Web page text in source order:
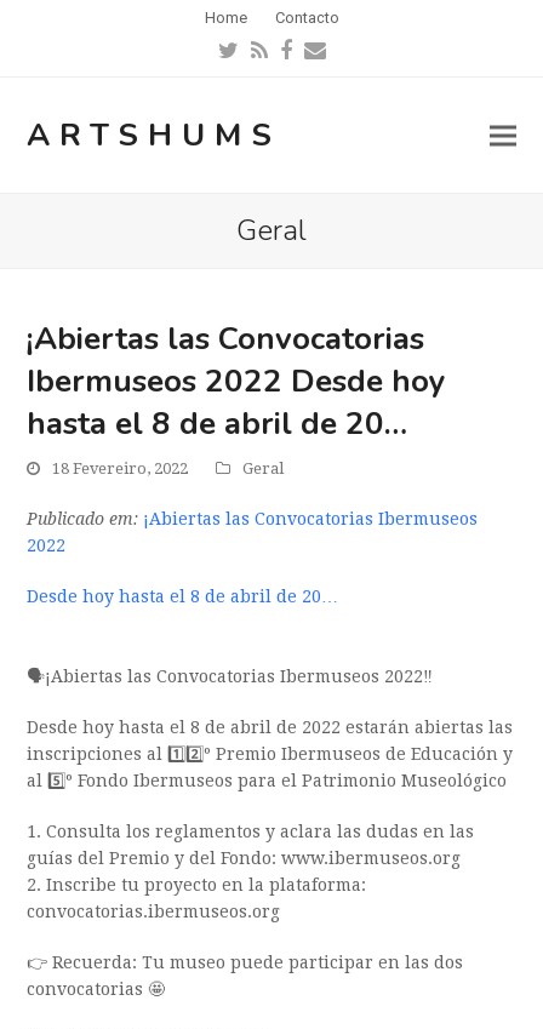
Home Contacto
Twitter
RSSFacebook
Email
ARTSHUMS
Geral
¡Abiertas las Convocatorias
Ibermuseos 2022 Desde hoy
hasta el 8 de abril de 20…
18 Fevereiro, 2022 Geral
Publicado em: ¡Abiertas las Convocatorias Ibermuseos
2022
Desde hoy hasta el 8 de abril de 20…
🗣¡Abiertas las Convocatorias Ibermuseos 2022‼️
Desde hoy hasta el 8 de abril de 2022 estarán abiertas las
inscripciones al 1️⃣2️⃣º Premio Ibermuseos de Educación y
al 5️⃣º Fondo Ibermuseos para el Patrimonio Museológico
1. Consulta los reglamentos y aclara las dudas en las
guías del Premio y del Fondo: www.ibermuseos.org
2. Inscribe tu proyecto en la plataforma:
convocatorias.ibermuseos.org
👉 Recuerda: Tu museo puede participar en las dos
convocatorias 🤩